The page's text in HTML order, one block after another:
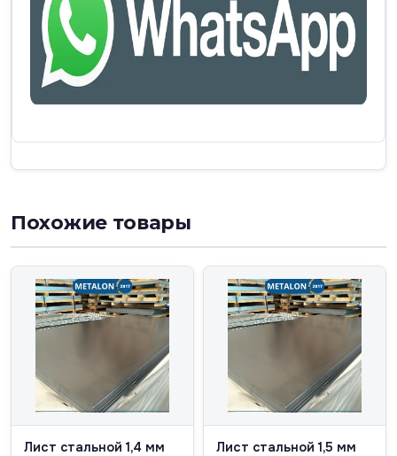
Похожие товары
Лист стальной 1,4 мм Лист стальной 1,5 мм